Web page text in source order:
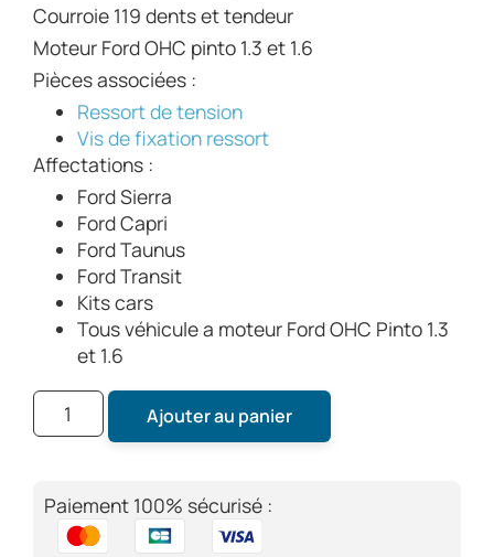
Courroie 119 dents et tendeur
Moteur Ford OHC pinto 1.3 et 1.6
Pièces associées :
Ressort de tension
Vis de fixation ressort
Affectations :
Ford Sierra
Ford Capri
Ford Taunus
Ford Transit
Kits cars
Tous véhicule a moteur Ford OHC Pinto 1.3
et 1.6
Ajouter au panier
Paiement 100% sécurisé :